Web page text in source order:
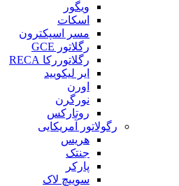
ویگور
اسکات
مسر اسپکترون
رگلاتور GCE
رگلاتوررکا RECA
ایر لیکویید
اورن
نورگرن
روتارکس
رگولاتور آمریکایی
هریس
جنتک
پارکر
سوییچ لاک